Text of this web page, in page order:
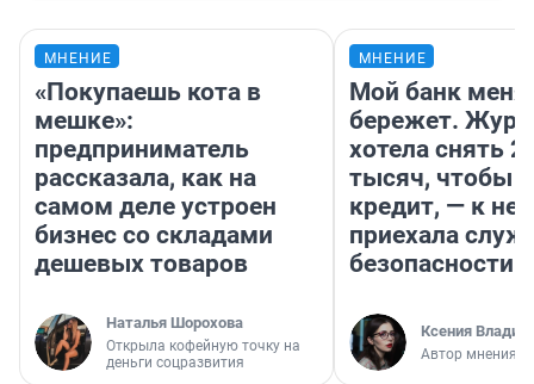
МНЕНИЕ
«Покупаешь кота в
мешке»:
предприниматель
рассказала, как на
самом деле устроен
бизнес со складами
дешевых товаров
Наталья Шорохова
Открыла кофейную точку на
деньги соцразвития
МНЕНИЕ
Мой банк меня
бережет.
хотела снять
тысяч, чтобы
кредит, — к
приехала
безопасности
Ксения
Автор мнения